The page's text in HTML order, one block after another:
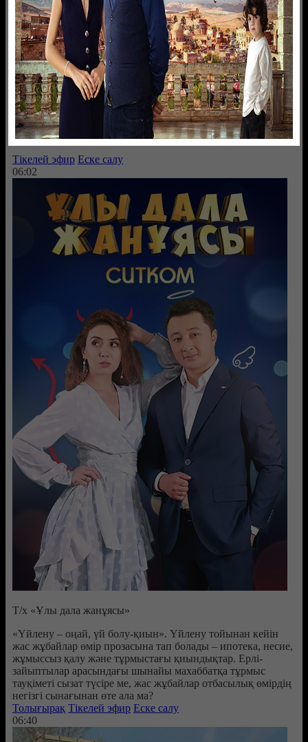
Әнұран
Тікелей эфир Еске салу
06:02
Т/х «Ұлы дала жанұясы»
«Үйлену – оңай, үй болу-қиын». Үйлену тойынан кейін
жас жұбайлар өмір прозасына тап болады – ипотека, несие,
жұмыссыз қалу және тұрмыстағы қиындықтар. Ерлі-
зайыптылар арасындағы шынайы махаббатқа тұрмыс
тауқіметі сызат түсіре ме, жас жұбайлар отбасылық өмірдің
негізгі сынағынан өте ала ма?
Толығырақ Тікелей эфир Еске салу
06:40